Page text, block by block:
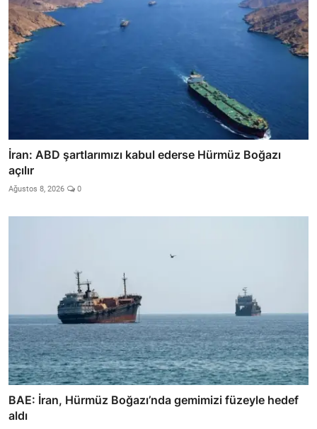
İran: ABD şartlarımızı kabul ederse Hürmüz Boğazı
açılır
Ağustos 8, 2026 0
BAE: İran, Hürmüz Boğazı’nda gemimizi füzeyle hedef
aldı